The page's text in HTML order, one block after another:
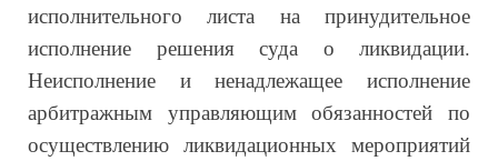
исполнительного листа на принудительное
исполнение решения суда о ликвидации.
Неисполнение и ненадлежащее исполнение
арбитражным управляющим обязанностей по
осуществлению ликвидационных мероприятий